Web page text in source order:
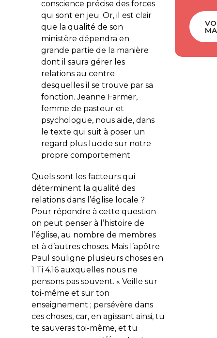
conscience précise des forces
qui sont en jeu. Or, il est clair
que la qualité de son
ministère dépendra en
grande partie de la manière
dont il saura gérer les
relations au centre
desquelles il se trouve par sa
fonction. Jeanne Farmer,
femme de pasteur et
psychologue, nous aide, dans
le texte qui suit à poser un
regard plus lucide sur notre
propre comportement.
Quels sont les facteurs qui
déterminent la qualité des
relations dans l’église locale ?
Pour répondre à cette question
on peut penser à l’histoire de
l’église, au nombre de membres
et à d’autres choses. Mais l’apôtre
Paul souligne plusieurs choses en
1 Ti 4.16 auxquelles nous ne
pensons pas souvent. « Veille sur
toi-même et sur ton
enseignement ; persévère dans
ces choses, car, en agissant ainsi, tu
te sauveras toi-même, et tu